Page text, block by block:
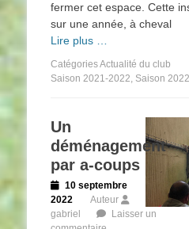
fermer cet espace. Cette
sur une année, à cheval
Lire plus …
CatégoriesActualité du club
Saison 2021-2022, Saison
Un
déménagement
par a-coups
Posted
on
10 septembre
2022
Auteur
gabriel
Laisser un